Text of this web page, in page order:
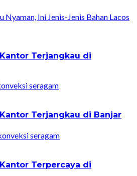
Terjangkau di
seragam
Terjangkau di Banjar
seragam
Terpercaya di